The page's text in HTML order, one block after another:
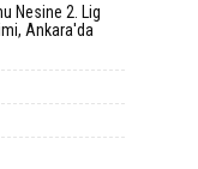
Nesine 2. Lig
Ankara'da
ardından